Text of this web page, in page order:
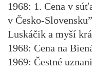
1968: 1. Cena v
v Česko-
Luskáčik a myší
1968: Cena na
1969: Čestné